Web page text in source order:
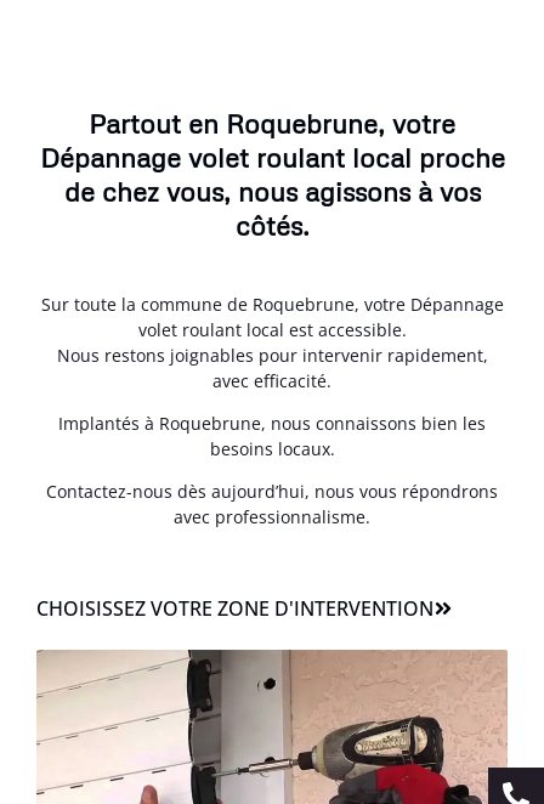
Partout en Roquebrune, votre
Dépannage volet roulant local proche
de chez vous, nous agissons à vos
côtés.
Sur toute la commune de Roquebrune, votre Dépannage
volet roulant local est accessible.
Nous restons joignables pour intervenir rapidement,
avec efficacité.
Implantés à Roquebrune, nous connaissons bien les
besoins locaux.
Contactez-nous dès aujourd’hui, nous vous répondrons
avec professionnalisme.
CHOISISSEZ VOTRE ZONE D'INTERVENTION